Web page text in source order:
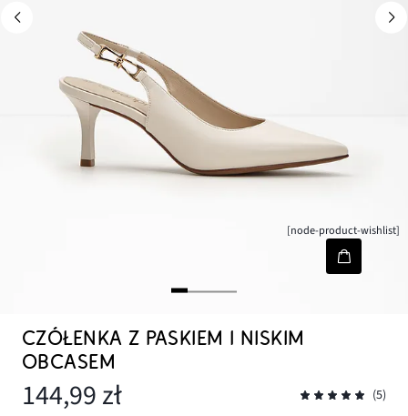
[node-product-wishlist]
CZÓŁENKA Z PASKIEM I NISKIM
OBCASEM
144,99 zł (5)